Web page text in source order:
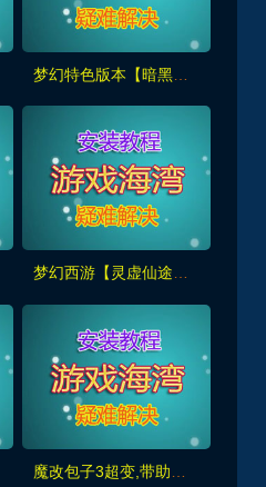
梦幻特色版本【暗黑西游】暗黑副本-大陆-神器-称号等众多新鲜玩法，带全套源码及外网架设教程
梦幻西游【灵虚仙途重置版】群服版,最新全套源码+玩法攻略+内置GM+详细搭建教程